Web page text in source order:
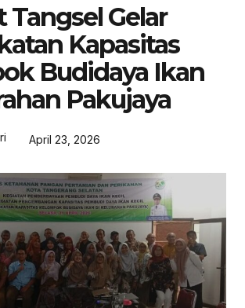
Tangsel Gelar
Kapasitas
Budidaya Ikan
Pakujaya
April 23, 2026